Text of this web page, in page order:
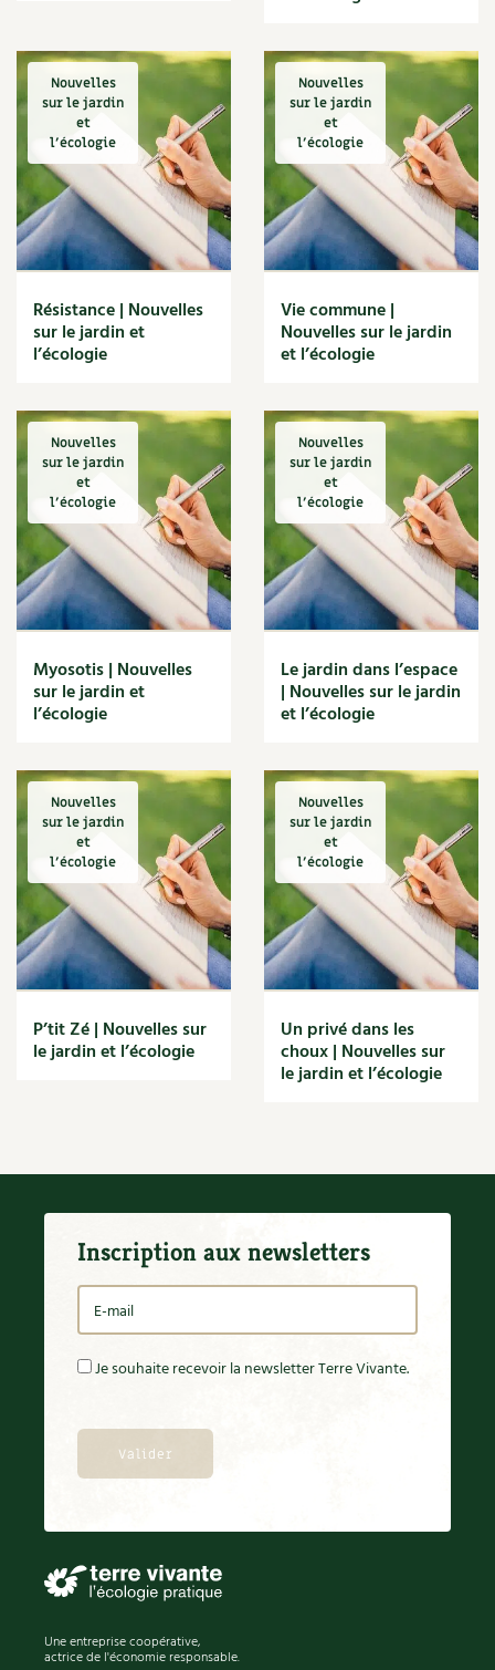
Compléments
Dossier 4 saisons
Actualités
Vidéos et podcasts
Secrets d’abonné
La vie secrète du jardin
BD : La folle histoire des plantes
Nouvelles
sur le jardin
et
l'écologie
Résistance | Nouvelles
sur le jardin et
l’écologie
Nouvelles
sur le jardin
et
l'écologie
Vie commune |
Nouvelles sur le jardin
et l’écologie
Nouvelles
sur le jardin
et
l'écologie
Myosotis | Nouvelles
sur le jardin et
l’écologie
Nouvelles
sur le jardin
et
l'écologie
Le jardin dans l’espace
| Nouvelles sur le jardin
et l’écologie
Nouvelles
sur le jardin
et
l'écologie
P’tit Zé | Nouvelles sur
le jardin et l’écologie
Nouvelles
sur le jardin
et
l'écologie
Un privé dans les
choux | Nouvelles sur
le jardin et l’écologie
Inscription aux newsletters
Je souhaite recevoir la newsletter Terre Vivante.
Une entreprise coopérative,
actrice de l'économie responsable.